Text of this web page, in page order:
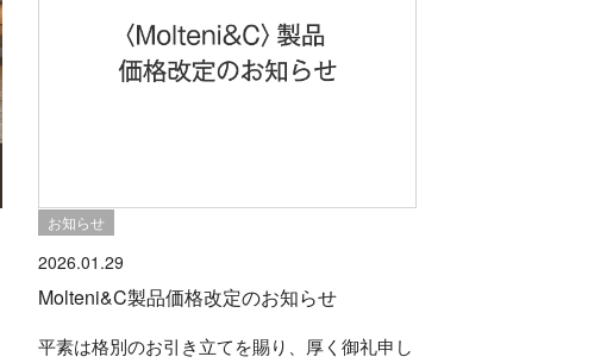
お知らせ
2026.01.29
Molteni&C製品価格改定のお知らせ
平素は格別のお引き立てを賜り、厚く御礼申し